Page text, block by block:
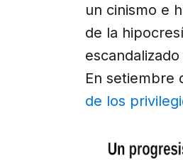
un cinismo e
de la
En setiembre
de los